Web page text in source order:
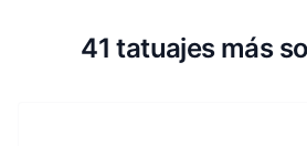
41 tatuajes más